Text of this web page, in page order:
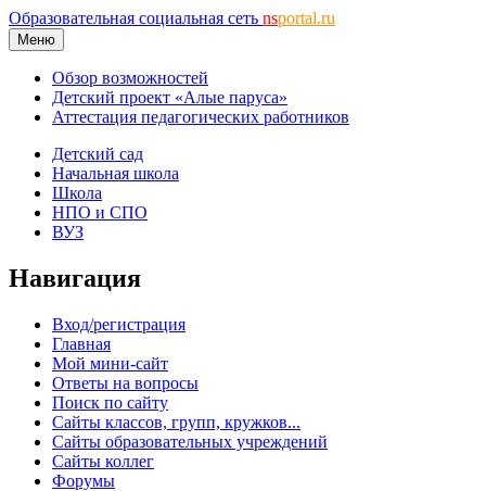
Образовательная социальная сеть nsportal.ru
Меню
Обзор возможностей
Детский проект «Алые паруса»
Аттестация педагогических работников
Детский сад
Начальная школа
Школа
НПО и СПО
ВУЗ
Навигация
Вход/регистрация
Главная
Мой мини-сайт
Ответы на вопросы
Поиск по сайту
Сайты классов, групп, кружков...
Сайты образовательных учреждений
Сайты коллег
Форумы